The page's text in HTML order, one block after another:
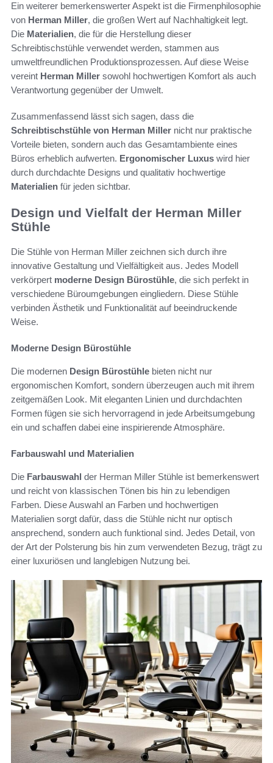
Ein weiterer bemerkenswerter Aspekt ist die Firmenphilosophie
von Herman Miller, die großen Wert auf Nachhaltigkeit legt.
Die Materialien, die für die Herstellung dieser
Schreibtischstühle verwendet werden, stammen aus
umweltfreundlichen Produktionsprozessen. Auf diese Weise
vereint Herman Miller sowohl hochwertigen Komfort als auch
Verantwortung gegenüber der Umwelt.
Zusammenfassend lässt sich sagen, dass die
Schreibtischstühle von Herman Miller nicht nur praktische
Vorteile bieten, sondern auch das Gesamtambiente eines
Büros erheblich aufwerten. Ergonomischer Luxus wird hier
durch durchdachte Designs und qualitativ hochwertige
Materialien für jeden sichtbar.
Design und Vielfalt der Herman Miller
Stühle
Die Stühle von Herman Miller zeichnen sich durch ihre
innovative Gestaltung und Vielfältigkeit aus. Jedes Modell
verkörpert moderne Design Bürostühle, die sich perfekt in
verschiedene Büroumgebungen eingliedern. Diese Stühle
verbinden Ästhetik und Funktionalität auf beeindruckende
Weise.
Moderne Design Bürostühle
Die modernen Design Bürostühle bieten nicht nur
ergonomischen Komfort, sondern überzeugen auch mit ihrem
zeitgemäßen Look. Mit eleganten Linien und durchdachten
Formen fügen sie sich hervorragend in jede Arbeitsumgebung
ein und schaffen dabei eine inspirierende Atmosphäre.
Farbauswahl und Materialien
Die Farbauswahl der Herman Miller Stühle ist bemerkenswert
und reicht von klassischen Tönen bis hin zu lebendigen
Farben. Diese Auswahl an Farben und hochwertigen
Materialien sorgt dafür, dass die Stühle nicht nur optisch
ansprechend, sondern auch funktional sind. Jedes Detail, von
der Art der Polsterung bis hin zum verwendeten Bezug, trägt zu
einer luxuriösen und langlebigen Nutzung bei.